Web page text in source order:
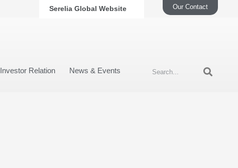
Serelia Global Website Our Contact
Investor Relation News & Events